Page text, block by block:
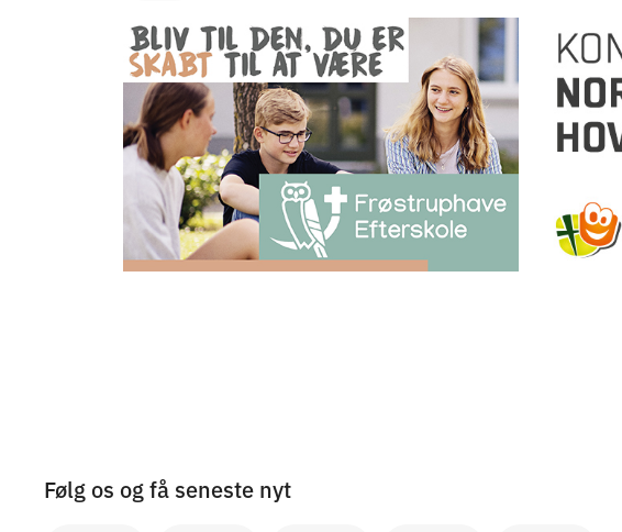
Følg os og få seneste nyt